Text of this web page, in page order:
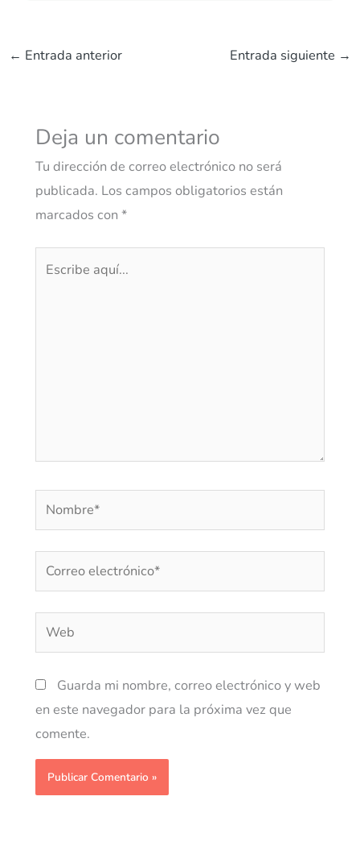
← Entrada anterior Entrada siguiente →
Deja un comentario
Tu dirección de correo electrónico no será
publicada. Los campos obligatorios están
marcados con *
Nombre*
Correo
electrónico*
Web
Guarda mi nombre, correo electrónico y web
en este navegador para la próxima vez que
comente.